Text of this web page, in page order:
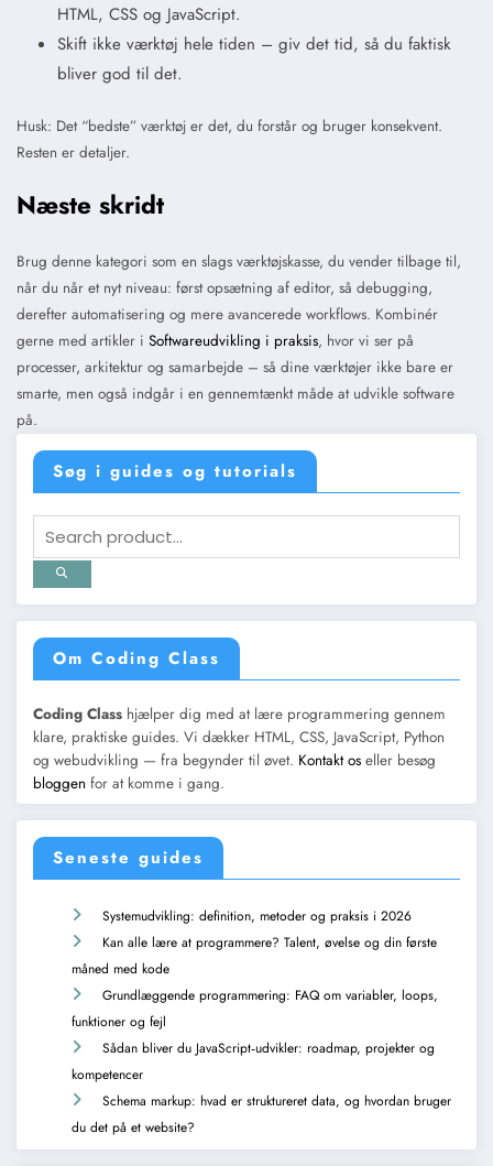
HTML, CSS og JavaScript.
Skift ikke værktøj hele tiden – giv det tid, så du faktisk
bliver god til det.
Husk: Det “bedste” værktøj er det, du forstår og bruger konsekvent.
Resten er detaljer.
Næste skridt
Brug denne kategori som en slags værktøjskasse, du vender tilbage til,
når du når et nyt niveau: først opsætning af editor, så debugging,
derefter automatisering og mere avancerede workflows. Kombinér
gerne med artikler i Softwareudvikling i praksis, hvor vi ser på
processer, arkitektur og samarbejde – så dine værktøjer ikke bare er
smarte, men også indgår i en gennemtænkt måde at udvikle software
på.
Søg i guides og tutorials
Om Coding Class
Coding Class hjælper dig med at lære programmering gennem
klare, praktiske guides. Vi dækker HTML, CSS, JavaScript, Python
og webudvikling — fra begynder til øvet. Kontakt os eller besøg
bloggen for at komme i gang.
Seneste guides
Systemudvikling: definition, metoder og praksis i 2026
Kan alle lære at programmere? Talent, øvelse og din første
måned med kode
Grundlæggende programmering: FAQ om variabler, loops,
funktioner og fejl
Sådan bliver du JavaScript‑udvikler: roadmap, projekter og
kompetencer
Schema markup: hvad er struktureret data, og hvordan bruger
du det på et website?